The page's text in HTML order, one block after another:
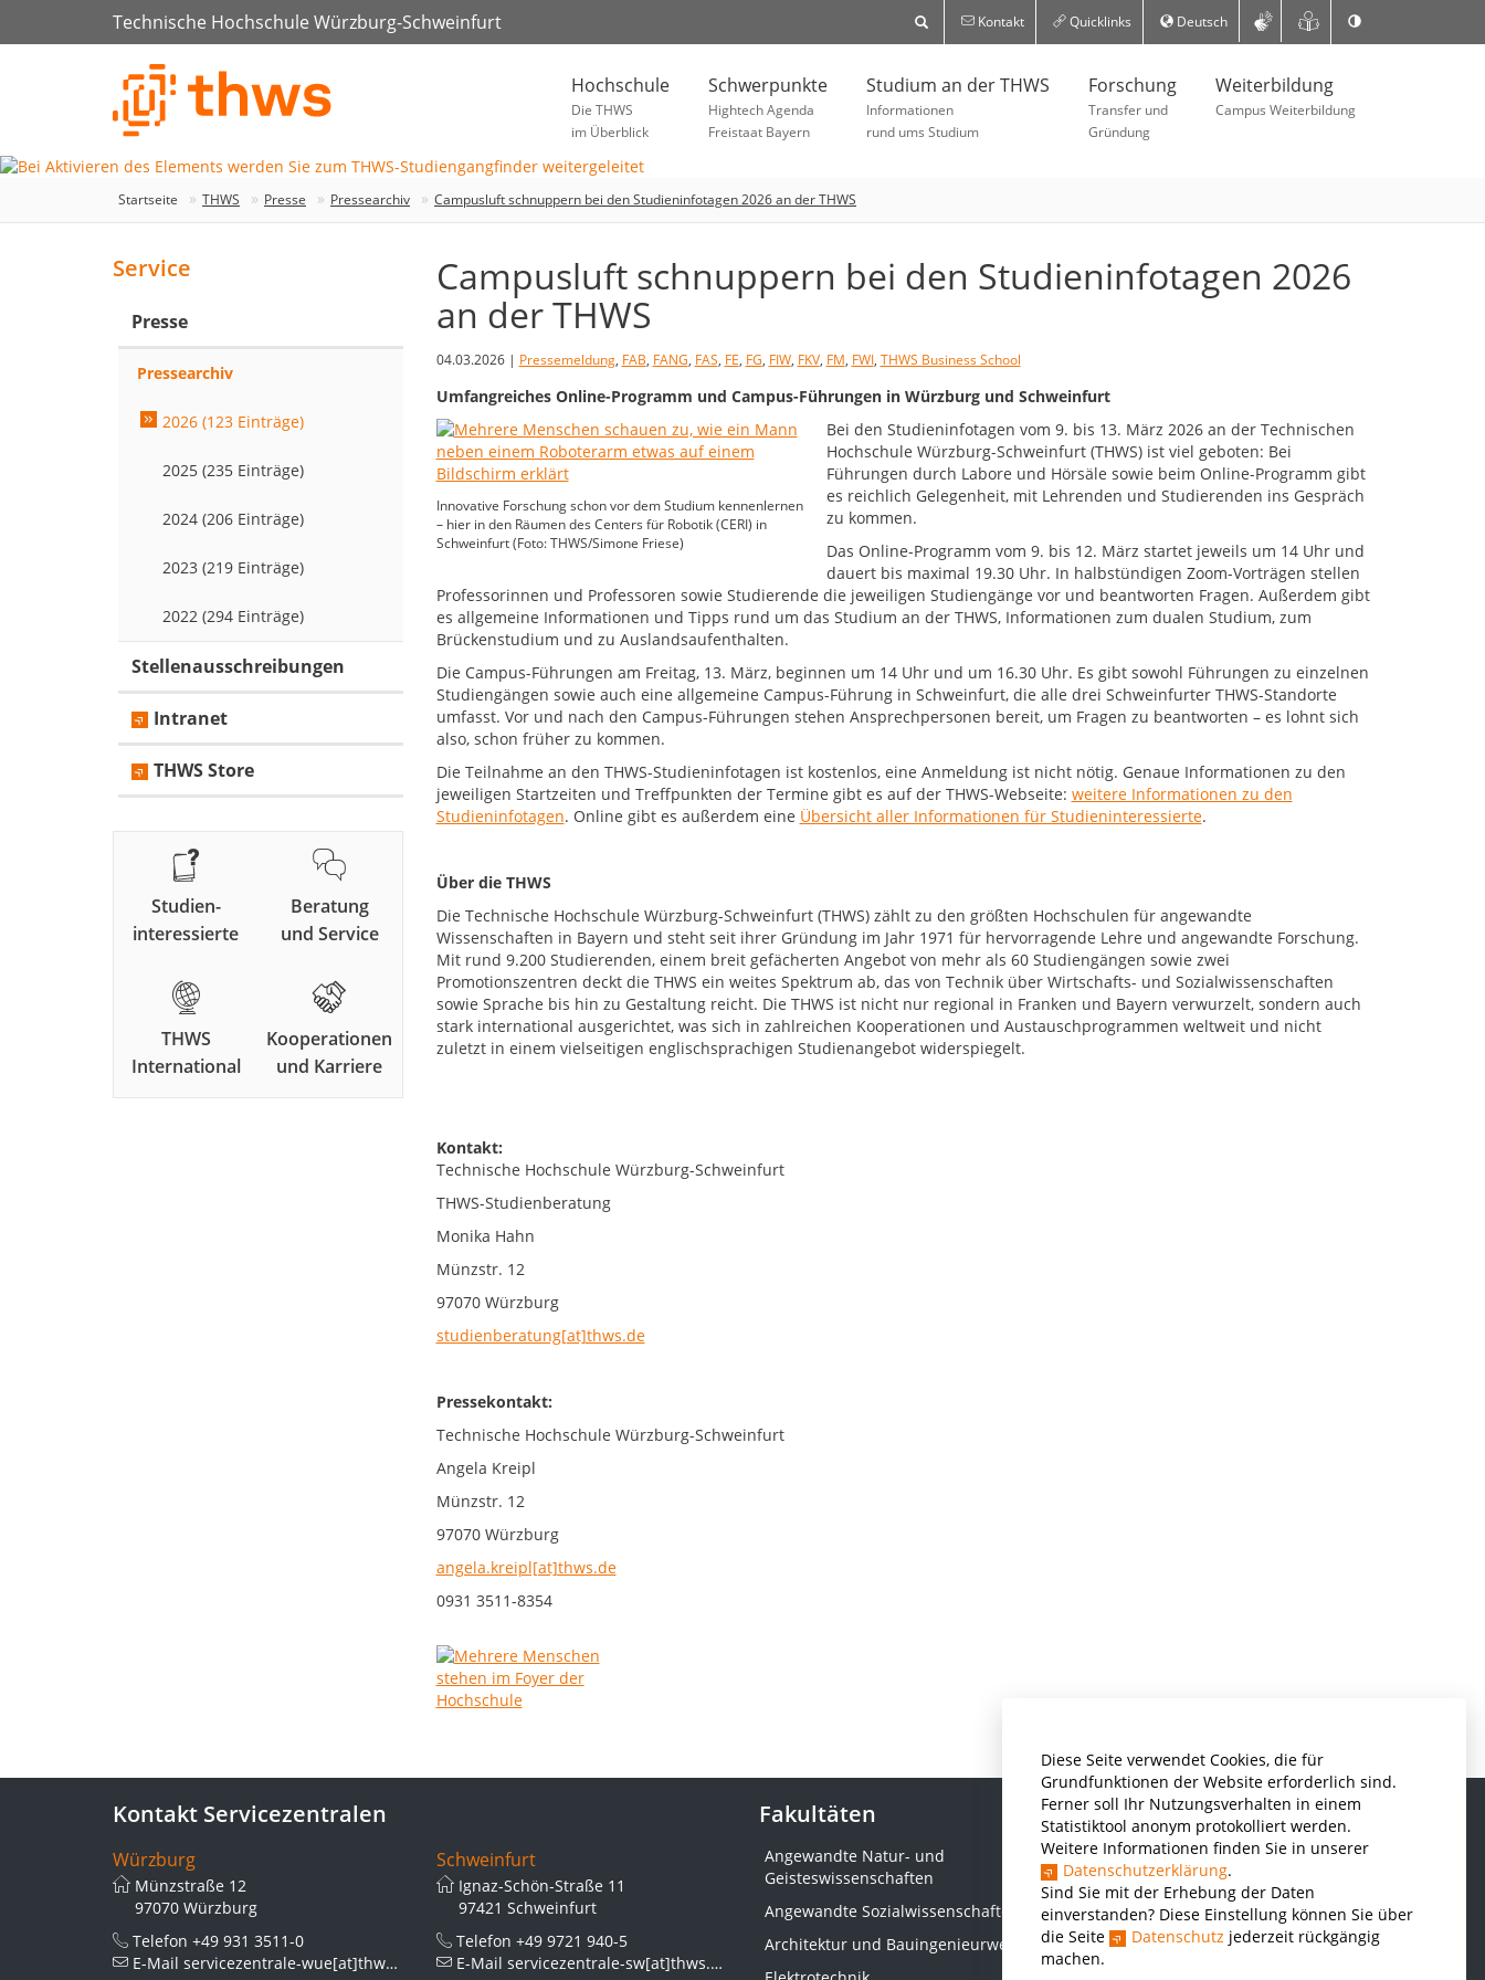
Diese Seite verwendet Cookies, die für
Grundfunktionen der Website erforderlich sind.
Ferner soll Ihr Nutzungsverhalten in einem
Statistiktool anonym protokolliert werden.
Weitere Informationen finden Sie in unserer
Datenschutzerklärung.
Sind Sie mit der Erhebung der Daten
einverstanden? Diese Einstellung können Sie über
die Seite
Datenschutz jederzeit rückgängig
machen.
Technische Hochschule Würzburg-Schweinfurt Kontakt Quicklinks Deutsch
Hochschule
Die THWS
im Überblick
Schwerpunkte
Hightech Agenda
Freistaat Bayern
Studium an der THWS
Informationen
rund ums Studium
Forschung
Transfer und
Gründung
Weiterbildung
Campus Weiterbildung
Startseite THWS Presse Pressearchiv Campusluft schnuppern bei den Studieninfotagen 2026 an der THWS
Campusluft schnuppern bei den Studieninfotagen 2026
an der THWS
04.03.2026 | Pressemeldung, FAB, FANG, FAS, FE, FG, FIW, FKV, FM, FWI, THWS Business School
Umfangreiches Online-Programm und Campus-Führungen in Würzburg und Schweinfurt
Innovative Forschung schon vor dem Studium kennenlernen
– hier in den Räumen des Centers für Robotik (CERI) in
Schweinfurt (Foto: THWS/Simone Friese)
Bei den Studieninfotagen vom 9. bis 13. März 2026 an der Technischen
Hochschule Würzburg-Schweinfurt (THWS) ist viel geboten: Bei
Führungen durch Labore und Hörsäle sowie beim Online-Programm gibt
es reichlich Gelegenheit, mit Lehrenden und Studierenden ins Gespräch
zu kommen.
Das Online-Programm vom 9. bis 12. März startet jeweils um 14 Uhr und
dauert bis maximal 19.30 Uhr. In halbstündigen Zoom-Vorträgen stellen
Professorinnen und Professoren sowie Studierende die jeweiligen Studiengänge vor und beantworten Fragen. Außerdem gibt
es allgemeine Informationen und Tipps rund um das Studium an der THWS, Informationen zum dualen Studium, zum
Brückenstudium und zu Auslandsaufenthalten.
Die Campus-Führungen am Freitag, 13. März, beginnen um 14 Uhr und um 16.30 Uhr. Es gibt sowohl Führungen zu einzelnen
Studiengängen sowie auch eine allgemeine Campus-Führung in Schweinfurt, die alle drei Schweinfurter THWS-Standorte
umfasst. Vor und nach den Campus-Führungen stehen Ansprechpersonen bereit, um Fragen zu beantworten – es lohnt sich
also, schon früher zu kommen.
Die Teilnahme an den THWS-Studieninfotagen ist kostenlos, eine Anmeldung ist nicht nötig. Genaue Informationen zu den
jeweiligen Startzeiten und Treffpunkten der Termine gibt es auf der THWS-Webseite: weitere Informationen zu den
Studieninfotagen. Online gibt es außerdem eine Übersicht aller Informationen für Studieninteressierte.
Über die THWS
Die Technische Hochschule Würzburg-Schweinfurt (THWS) zählt zu den größten Hochschulen für angewandte
Wissenschaften in Bayern und steht seit ihrer Gründung im Jahr 1971 für hervorragende Lehre und angewandte Forschung.
Mit rund 9.200 Studierenden, einem breit gefächerten Angebot von mehr als 60 Studiengängen sowie zwei
Promotionszentren deckt die THWS ein weites Spektrum ab, das von Technik über Wirtschafts- und Sozialwissenschaften
sowie Sprache bis hin zu Gestaltung reicht. Die THWS ist nicht nur regional in Franken und Bayern verwurzelt, sondern auch
stark international ausgerichtet, was sich in zahlreichen Kooperationen und Austauschprogrammen weltweit und nicht
zuletzt in einem vielseitigen englischsprachigen Studienangebot widerspiegelt.
Kontakt:
Technische Hochschule Würzburg-Schweinfurt
THWS-Studienberatung
Monika Hahn
Münzstr. 12
97070 Würzburg
studienberatung[at]thws.de
Pressekontakt:
Technische Hochschule Würzburg-Schweinfurt
Angela Kreipl
Münzstr. 12
97070 Würzburg
angela.kreipl[at]thws.de
0931 3511-8354
Service
Presse
Pressearchiv
2026 (123 Einträge)
2025 (235 Einträge)
2024 (206 Einträge)
2023 (219 Einträge)
2022 (294 Einträge)
Stellenausschreibungen
Intranet
THWS Store
Studien-
interessierte
Beratung
und Service
THWS
International
Kooperationen
und Karriere
Kontakt Servicezentralen
Würzburg
Münzstraße 12
97070 Würzburg
Telefon +49 931 3511-0
E-Mail servicezentrale-wue[at]thws.de
Schweinfurt
Ignaz-Schön-Straße 11
97421 Schweinfurt
Telefon +49 9721 940-5
E-Mail servicezentrale-sw[at]thws.de
Fakultäten
Angewandte Natur- und
Geisteswissenschaften
Angewandte Sozialwissenschaften
Architektur und Bauingenieurwesen
Informatik und Wirtschaftsinformatik
Kunststofftechnik und Vermessung
Maschinenbau
THWS Business School